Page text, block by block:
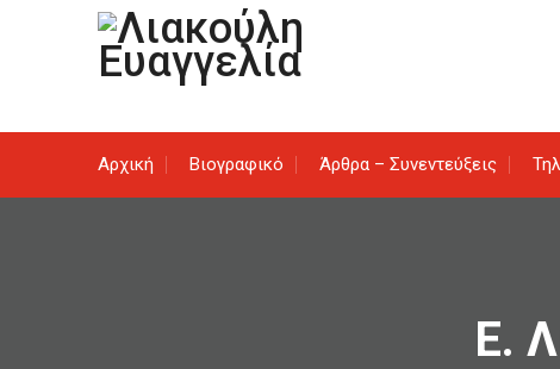
Αρχική Βιογραφικό Άρθρα – Συνεντεύξεις
Ε.